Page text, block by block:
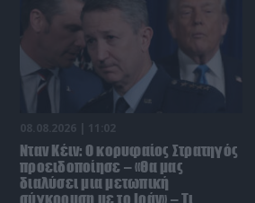
08.08.2026 | 11:02
Νταν Κέιν: Ο κορυφαίος Στρατηγός
προειδοποίησε – «Θα μας
διαλύσει μια μετωπική